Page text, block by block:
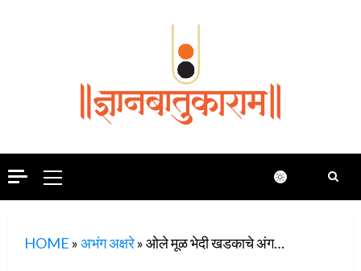
Primary
Menu
HOME »अभंग अक्षरे»ओले मूळ भेदी खडकाचे अंग…